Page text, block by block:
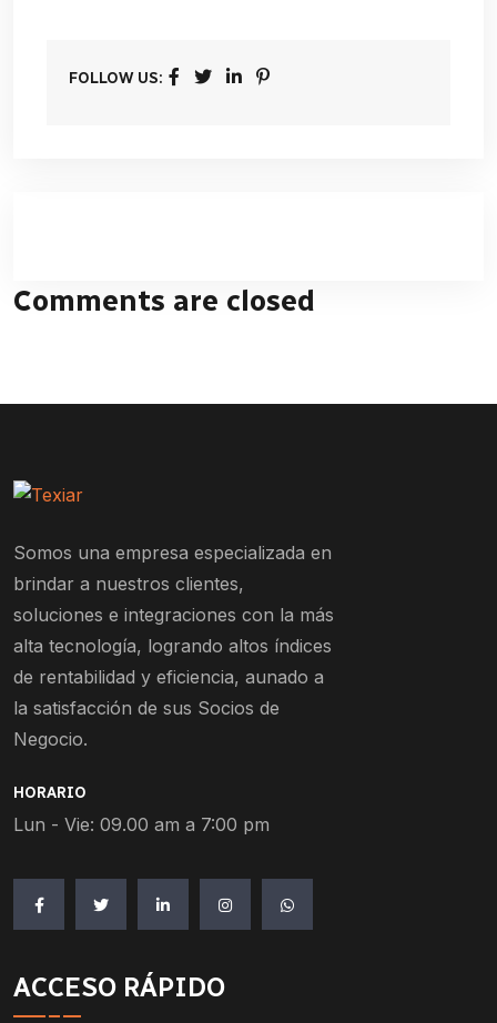
FOLLOW US:
Comments are closed
Somos una empresa especializada en
brindar a nuestros clientes,
soluciones e integraciones con la más
alta tecnología, logrando altos índices
de rentabilidad y eficiencia, aunado a
la satisfacción de sus Socios de
Negocio.
HORARIO
Lun - Vie: 09.00 am a 7:00 pm
ACCESO RÁPIDO